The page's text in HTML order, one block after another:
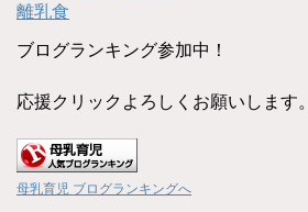
離乳食
ブログランキング参加中！
応援クリックよろしくお願いします。
母乳育児 ブログランキングへ